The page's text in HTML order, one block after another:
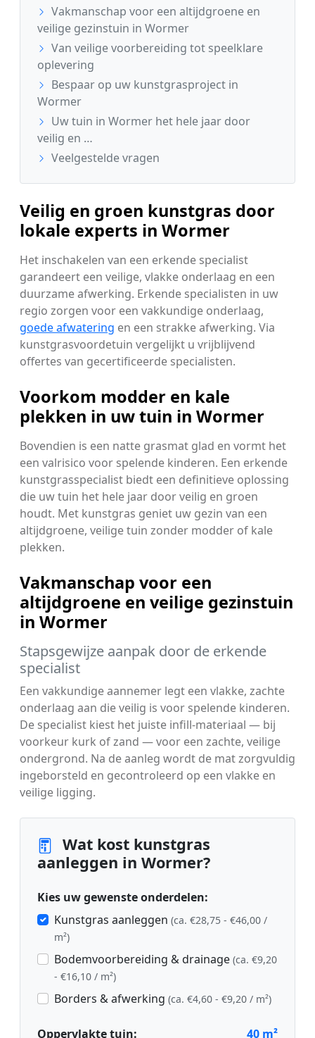
Vakmanschap voor een altijdgroene en
veilige gezinstuin in Wormer
Van veilige voorbereiding tot speelklare
oplevering
Bespaar op uw kunstgrasproject in
Wormer
Uw tuin in Wormer het hele jaar door
veilig en …
Veelgestelde vragen
Veilig en groen kunstgras door
lokale experts in Wormer
Het inschakelen van een erkende specialist
garandeert een veilige, vlakke onderlaag en een
duurzame afwerking. Erkende specialisten in uw
regio zorgen voor een vakkundige onderlaag,
goede afwatering en een strakke afwerking. Via
kunstgrasvoordetuin vergelijkt u vrijblijvend
offertes van gecertificeerde specialisten.
Voorkom modder en kale
plekken in uw tuin in Wormer
Bovendien is een natte grasmat glad en vormt het
een valrisico voor spelende kinderen. Een erkende
kunstgrasspecialist biedt een definitieve oplossing
die uw tuin het hele jaar door veilig en groen
houdt. Met kunstgras geniet uw gezin van een
altijdgroene, veilige tuin zonder modder of kale
plekken.
Vakmanschap voor een
altijdgroene en veilige gezinstuin
in Wormer
Stapsgewijze aanpak door de erkende
specialist
Een vakkundige aannemer legt een vlakke, zachte
onderlaag aan die veilig is voor spelende kinderen.
De specialist kiest het juiste infill-materiaal — bij
voorkeur kurk of zand — voor een zachte, veilige
ondergrond. Na de aanleg wordt de mat zorgvuldig
ingeborsteld en gecontroleerd op een vlakke en
veilige ligging.
Wat kost kunstgras
aanleggen in Wormer?
Kies uw gewenste onderdelen:
Kunstgras aanleggen (ca. €28,75 - €46,00 /
m²)
Bodemvoorbereiding & drainage (ca. €9,20
- €16,10 / m²)
Borders & afwerking (ca. €4,60 - €9,20 / m²)
Oppervlakte tuin: 40 m²